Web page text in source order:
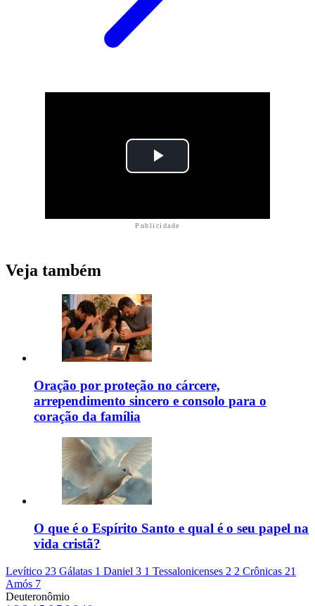
Publicidade
Veja também
Oração por proteção no cárcere,
arrependimento sincero e consolo para o
coração da família
O que é o Espírito Santo e qual é o seu papel na
vida cristã?
Levítico 23 Gálatas 1 Daniel 3 1 Tessalonicenses 2 2 Crônicas 21
Amós 7
Deuteronômio